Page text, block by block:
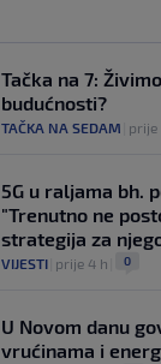
Tačka na 7:
budućnosti?
TAČKA NA SEDAM prije
5G u raljama bh.
"Trenutno ne
strategija za
VIJESTI prije 4 h 0
U Novom danu
vrućinama i